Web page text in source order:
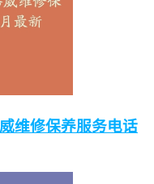
维修保养服务电话